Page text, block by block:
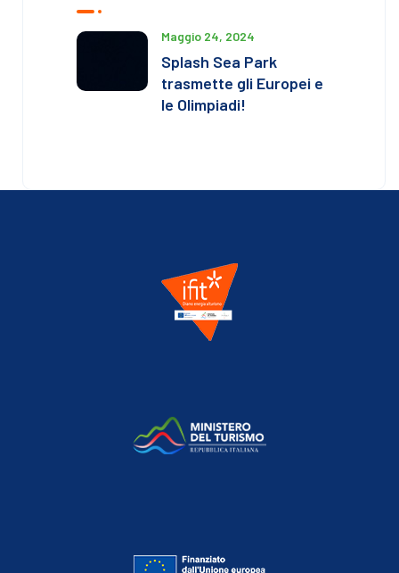
Maggio 24, 2024
Splash Sea Park
trasmette gli Europei e
le Olimpiadi!